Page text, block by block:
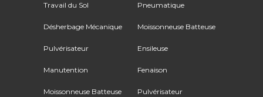
Travail du Sol
Désherbage Mécanique
Pulvérisateur
Manutention
Moissonneuse Batteuse
Pneumatique
Moissonneuse Batteuse
Ensileuse
Fenaison
Pulvérisateur